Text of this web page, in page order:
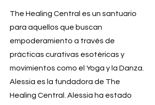
The Healing Central es un santuario
para aquellos que buscan
empoderamiento a través de
prácticas curativas esotéricas y
movimientos como el Yoga y la Danza.
Alessia es la fundadora de The
Healing Central. Alessia ha estado